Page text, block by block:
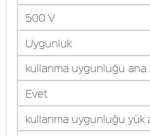
500 V
Uygunluk
kullanma uygunluğu
Evet
kullanma uygunluğu yük